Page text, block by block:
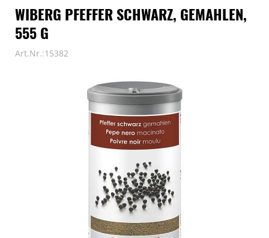
WIBERG PFEFFER SCHWARZ, GEMAHLEN,
555 G
Art.Nr.:15382